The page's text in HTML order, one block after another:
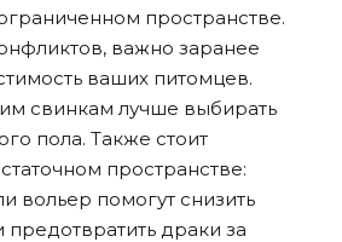
пространстве.
важно заранее
ваших питомцев.
свинкам лучше выбирать
пола. Также стоит
пространстве:
вольер помогут снизить
предотвратить драки за